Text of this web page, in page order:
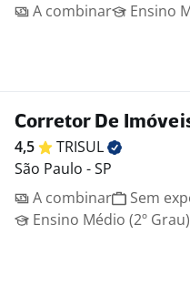
A combinar
Ensino
Corretor De
4,5
TRISUL
São Paulo - SP
A combinar
Sem
Ensino Médio (2º Grau)